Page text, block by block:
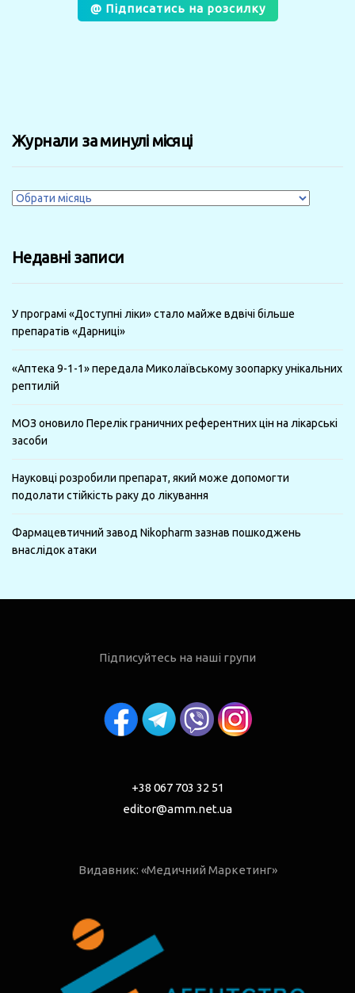
@ Підписатись на розсилку
Журнали за минулі місяці
Журнали
місяці
Недавні записи
У програмі «Доступні ліки» стало майже вдвічі більше
препаратів «Дарниці»
«Аптека 9-1-1» передала Миколаївському зоопарку унікальних
рептилій
МОЗ оновило Перелік граничних референтних цін на лікарські
засоби
Науковці розробили препарат, який може допомогти
подолати стійкість раку до лікування
Фармацевтичний завод Nikopharm зазнав пошкоджень
внаслідок атаки
Підписуйтесь на наші групи
+38 067 703 32 51
editor@amm.net.ua
Видавник: «Медичний Маркетинг»